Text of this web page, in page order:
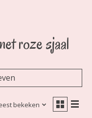
roze sjaal
bekeken